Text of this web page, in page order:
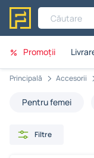
Căutare
Promoții
Principală Accesorii
Pentru femei
Filtre